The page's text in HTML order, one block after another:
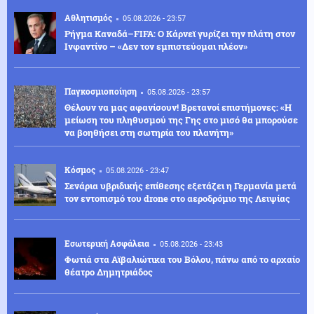
Αθλητισμός 05.08.2026 - 23:57
Ρήγμα Καναδά–FIFA: Ο Κάρνεϊ γυρίζει την πλάτη στον
Ινφαντίνο – «Δεν τον εμπιστεύομαι πλέον»
Παγκοσμιοποίηση 05.08.2026 - 23:57
Θέλουν να μας αφανίσουν! Βρετανοί επιστήμονες: «Η
μείωση του πληθυσμού της Γης στο μισό θα μπορούσε
να βοηθήσει στη σωτηρία του πλανήτη»
Κόσμος 05.08.2026 - 23:47
Σενάρια υβριδικής επίθεσης εξετάζει η Γερμανία μετά
τον εντοπισμό του drone στο αεροδρόμιο της Λειψίας
Εσωτερική Ασφάλεια 05.08.2026 - 23:43
Φωτιά στα Αϊβαλιώτικα του Βόλου, πάνω από το αρχαίο
θέατρο Δημητριάδος